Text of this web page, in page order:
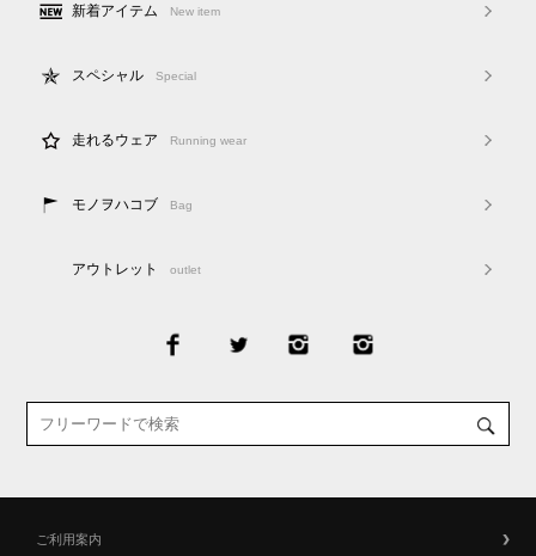
新着アイテム New item
スペシャル Special
走れるウェア Running wear
モノヲハコブ Bag
アウトレット outlet
ご利用案内